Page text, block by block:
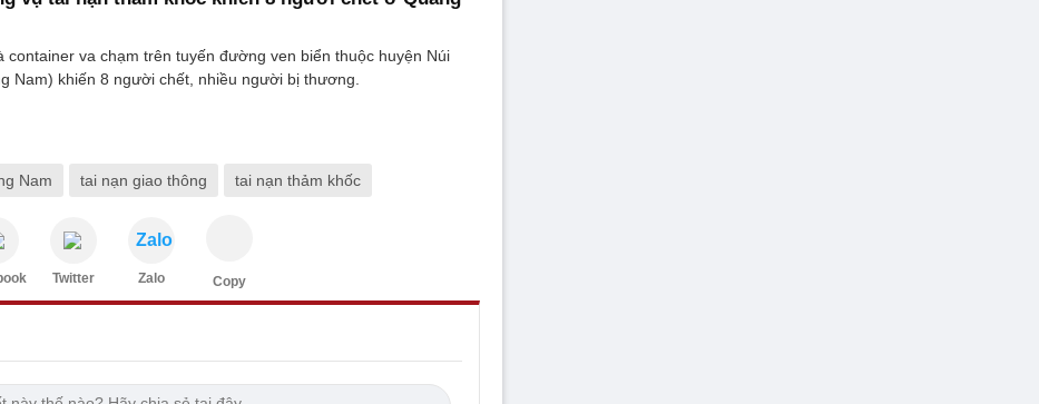
container va chạm trên tuyến đường ven biển thuộc huyện Núi
Nam) khiến 8 người chết, nhiều người bị thương.
Nam tai nạn giao thông tai nạn thảm khốc
Twitter
Zalo
Zalo Copy